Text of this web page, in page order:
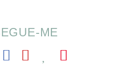
ME